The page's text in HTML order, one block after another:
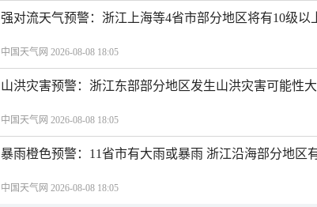
强对流天气预警：浙江上海等4省市部分地区将有10级以
中国天气网 2026-08-08 18:05
山洪灾害预警：浙江东部部分地区发生山洪灾害可能性大
中国天气网 2026-08-08 18:05
暴雨橙色预警：11省市有大雨或暴雨 浙江沿海部分地区
中国天气网 2026-08-08 18:05